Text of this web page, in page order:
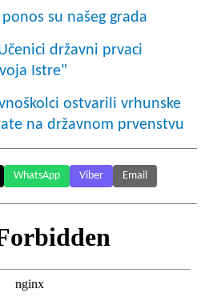
su našeg grada
državni prvaci
Istre"
ostvarili vrhunske
na državnom prvenstvu
WhatsApp Viber Email